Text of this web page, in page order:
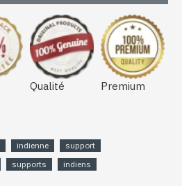
Qualité Premium
indienne
support
supports indiens